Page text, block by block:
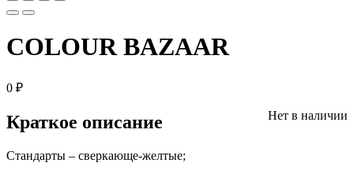
COLOUR BAZAAR
0 ₽
Нет в наличии
Краткое описание
Стандарты – сверкающе-желтые;